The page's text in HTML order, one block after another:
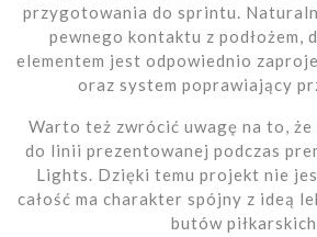
przygotowania do sprintu.
pewnego kontaktu z podłożem,
elementem jest odpowiednio
oraz system poprawiający
Warto też zwrócić uwagę na to, że
do linii prezentowanej podczas
Lights. Dzięki temu projekt nie
całość ma charakter spójny z ideą
butów